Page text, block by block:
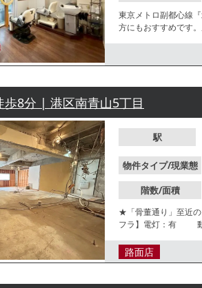
東京メトロ副都心線
方にもおすすめです
8分 | 港区南青山5丁目
駅
物件タイプ/現業態
階数/面積
★「骨董通り」至近の
フラ】電灯：有 動
夜営業不可 【不可業態】
確性を保証するもの
路面店